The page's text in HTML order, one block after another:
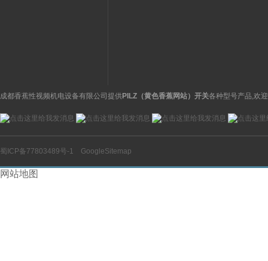
成都香蕉性视频机电设备有限公司提供PILZ（黄色香蕉网站）开关各种型号产品,欢
蜀ICP备77803489号-1 GoogleSitemap
网站地图